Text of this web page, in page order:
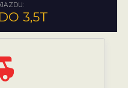
3,5T